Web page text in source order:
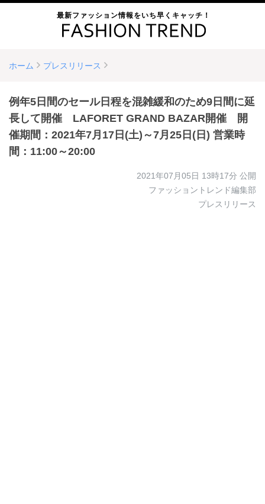
最新ファッション情報をいち早くキャッチ！
ホーム プレスリリース
例年5日間のセール日程を混雑緩和のため9日間に延
長して開催 LAFORET GRAND BAZAR開催 開
催期間：2021年7月17日(土)～7月25日(日) 営業時
間：11:00～20:00
2021年07月05日 13時17分 公開
ファッショントレンド編集部
プレスリリース